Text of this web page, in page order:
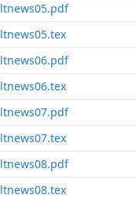
ltnews05.pdf
ltnews05.tex
ltnews06.pdf
ltnews06.tex
ltnews07.pdf
ltnews07.tex
ltnews08.pdf
ltnews08.tex